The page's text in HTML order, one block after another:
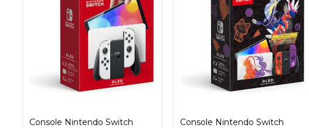
Console Nintendo Switch
Console Nintendo Switch